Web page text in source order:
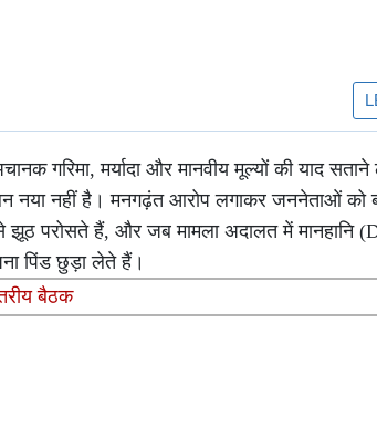
गरिमा, मर्यादा और मानवीय मूल्यों की याद
नया नहीं है। मनगढ़ंत आरोप लगाकर जननेताओं को
झूठ परोसते हैं, और जब मामला अदालत में मानहानि
पिंड छुड़ा लेते हैं।
बैठक